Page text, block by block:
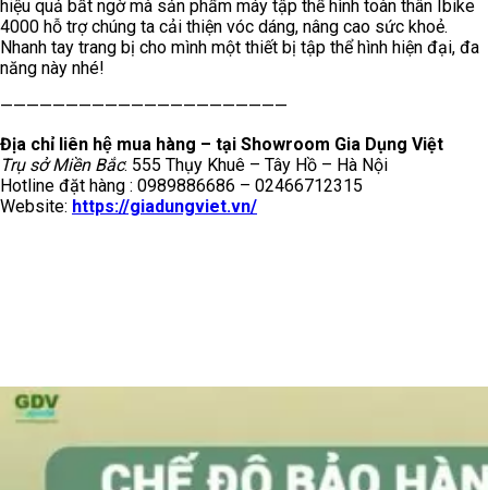
hiệu quả bất ngờ mà sản phẩm máy tập thể hình toàn thân Ibike
4000 hỗ trợ chúng ta cải thiện vóc dáng, nâng cao sức khoẻ.
Nhanh tay trang bị cho mình một thiết bị tập thể hình hiện đại, đa
năng này nhé!
——————————————————————
Địa chỉ liên hệ mua hàng – tại Showroom Gia Dụng Việt
Trụ sở Miền Bắc: 555 Thụy Khuê – Tây Hồ – Hà Nội
Hotline đặt hàng : 0989886686 – 02466712315
Website: https://giadungviet.vn/